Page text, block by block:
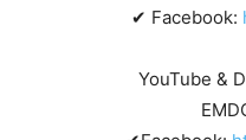
✔ Facebook:
YouTube &